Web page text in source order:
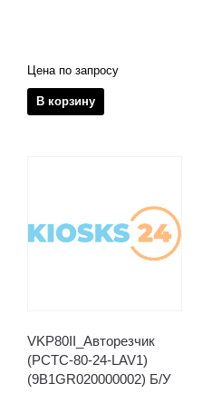
Цена по запросу
В корзину
VKP80II_Авторезчик
(PCTC-80-24-LAV1)
(9B1GR020000002) Б/У